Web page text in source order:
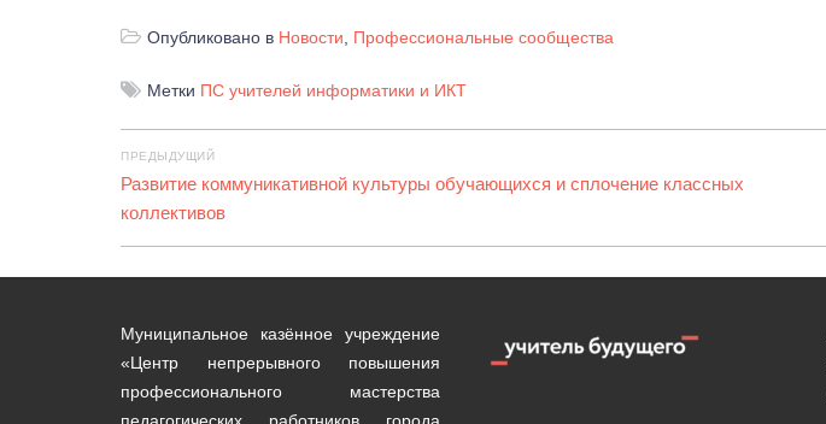
Опубликовано в Новости, Профессиональные сообщества
Метки ПС учителей информатики и ИКТ
Навигация
по
ПРЕДЫДУЩИЙ
Предыдущая
запись:
Развитие коммуникативной культуры обучающихся и сплочение классных
коллективов
Муниципальное казённое учреждение
«Центр непрерывного повышения
профессионального мастерства